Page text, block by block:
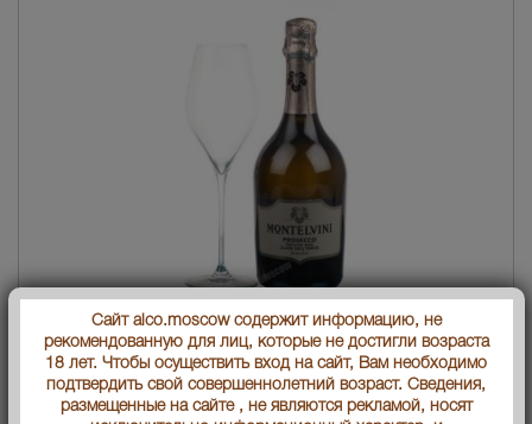
Montelvini Prosecco Treviso Cuvee Dell Erede Шампанское
Монтельвини Просекко Тревизо Кюве Дель Эриде
Страна производства Италия
Сайт alco.moscow содержит информацию, не
рекомендованную для лиц, которые не достигли возраста
18 лет. Чтобы осуществить вход на сайт, Вам необходимо
подтвердить свой совершеннолетний возраст. Сведения,
размещенные на сайте , не являются рекламой, носят